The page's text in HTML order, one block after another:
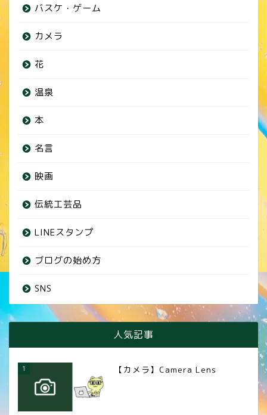
バスケ・ゲーム
カメラ
花
温泉
本
名言
映画
伝統工芸品
LINEスタンプ
ブログの始め方
SNS
人気記事
1 【カメラ】Camera Lens